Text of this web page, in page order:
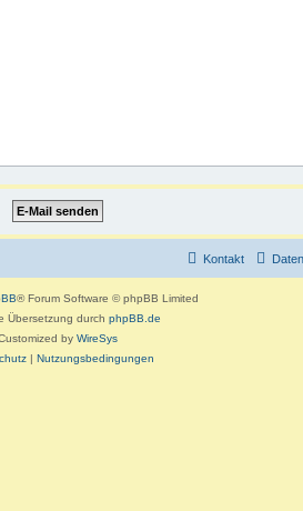
Kontakt
® Forum Software © phpBB Limited
Übersetzung durch phpBB.de
by WireSys
| Nutzungsbedingungen